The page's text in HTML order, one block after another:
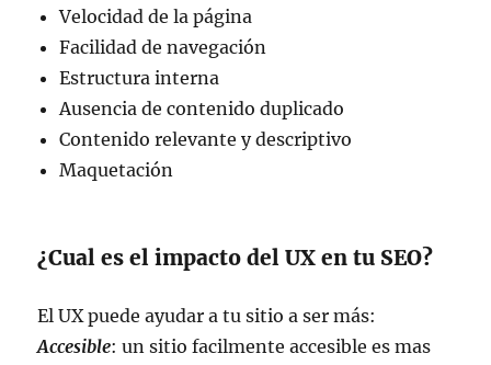
Velocidad de la página
Facilidad de navegación
Estructura interna
Ausencia de contenido duplicado
Contenido relevante y descriptivo
Maquetación
¿Cual es el impacto del UX en tu SEO?
El UX puede ayudar a tu sitio a ser más:
Accesible: un sitio facilmente accesible es mas